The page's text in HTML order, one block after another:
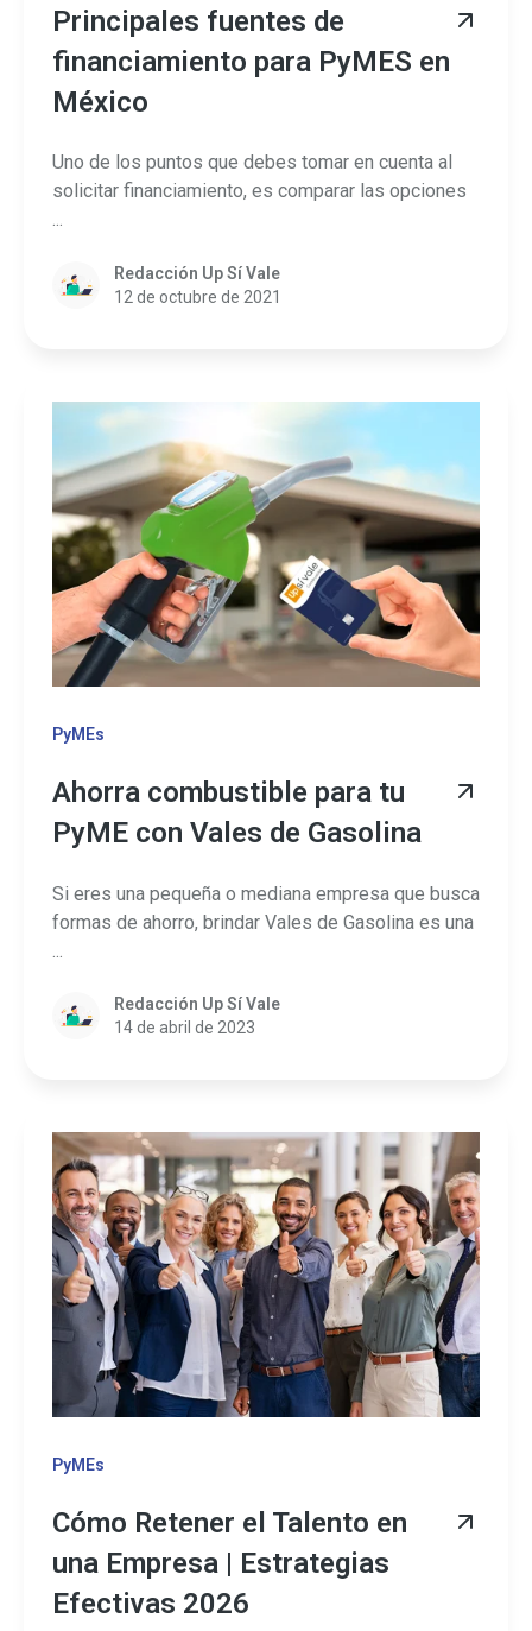
Principales fuentes de
financiamiento para PyMES en
México
Uno de los puntos que debes tomar en cuenta al
solicitar financiamiento, es comparar las opciones
...
Redacción Up Sí Vale
12 de octubre de 2021
PyMEs
Ahorra combustible para tu
PyME con Vales de Gasolina
Si eres una pequeña o mediana empresa que busca
formas de ahorro, brindar Vales de Gasolina es una
Redacción Up Sí Vale
14 de abril de 2023
PyMEs
Cómo Retener el Talento en
una Empresa | Estrategias
Efectivas 2026